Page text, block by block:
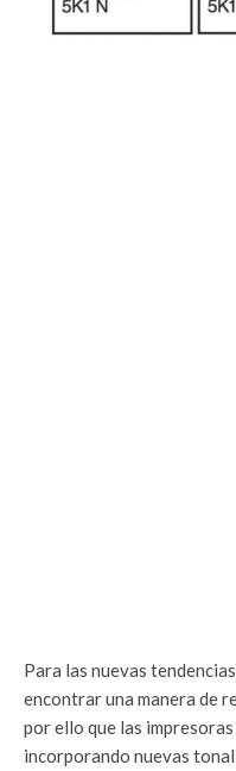
Para las nuevas
encontrar una manera de
por ello que las
incorporando nuevas